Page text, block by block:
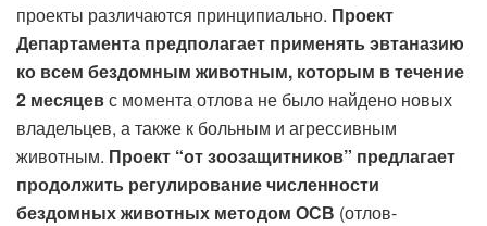
проекты различаются принципиально. Проект
Департамента предполагает применять эвтаназию
ко всем бездомным животным, которым в течение
2 месяцевс момента отлова не было найдено новых
владельцев, а также к больным и агрессивным
животным. Проект “от зоозащитников” предлагает
продолжить регулирование численности
бездомных животных методом ОСВ (отлов-